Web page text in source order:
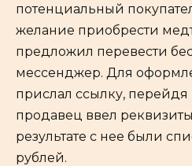
потенциальный
желание приобрести
предложил перевести
мессенджер. Для
прислал ссылку, перейдя
продавец ввел
результате с нее были
рублей.